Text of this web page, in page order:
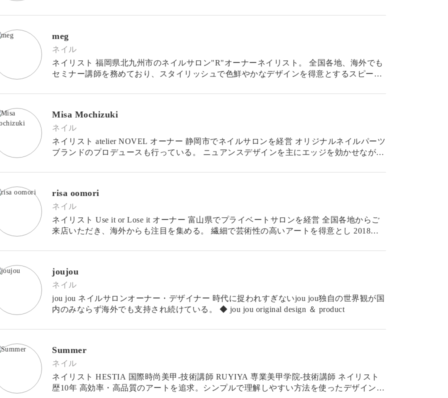
meg
ネイル
ネイリスト 福岡県北九州市のネイルサロン"R"オーナーネイリスト。 全国各地、海外でも
セミナー講師を務めており、スタイリッシュで色鮮やかなデザインを得意とするスピード
Misa Mochizuki
ネイル
ネイリスト atelier NOVEL オーナー 静岡市でネイルサロンを経営 オリジナルネイルパーツ
ブランドのプロデュースも行っている。 ニュアンスデザインを主にエッジを効かせながら
risa oomori
ネイル
ネイリスト Use it or Lose it オーナー 富山県でプライベートサロンを経営 全国各地からご
来店いただき、海外からも注目を集める。 繊細で芸術性の高いアートを得意とし 2018年
joujou
ネイル
jou jou ネイルサロンオーナー・デザイナー 時代に捉われすぎないjou jou独自の世界観が国
内のみならず海外でも支持され続けている。 ◆ jou jou original design ＆ product
Summer
ネイル
ネイリスト HESTIA 国際時尚美甲-技術講師 RUYIYA 専業美甲学院-技術講師 ネイリスト
歴10年 高効率・高品質のアートを追求。シンプルで理解しやすい方法を使ったデザインを